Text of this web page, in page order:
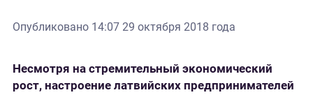
Опубликовано 14:07 29 октября 2018 года
Несмотря на стремительный экономический
рост, настроение латвийских предпринимателей